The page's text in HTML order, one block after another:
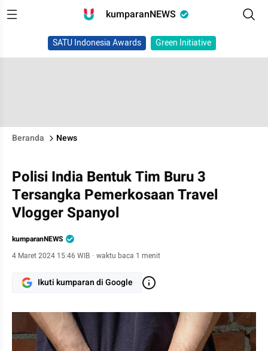
kumparanNEWS
SATU Indonesia Awards Green Initiative
Beranda News
Polisi India Bentuk Tim Buru 3
Tersangka Pemerkosaan Travel
Vlogger Spanyol
kumparanNEWS
4 Maret 2024 15:46 WIB · waktu baca 1 menit
Ikuti kumparan di Google